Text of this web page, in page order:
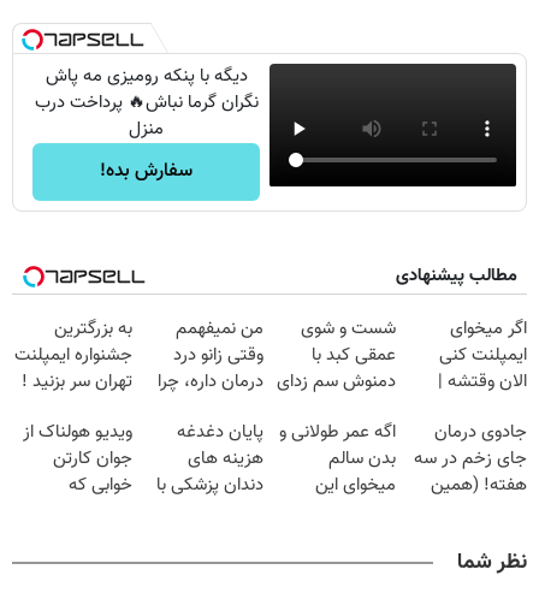
دیگه با پنکه رومیزی مه پاش
نگران گرما نباش🔥 پرداخت درب
منزل
سفارش بده!
مطالب پیشنهادی
اگر میخوای
ایمپلنت کنی
الان وقتشه |
میلیون تومان!!!
شست و شوی
عمقی کبد با
دمنوش سم زدای
من نمیفهمم
وقتی زانو درد
درمان داره، چرا
تحمل میکنی؟❗
به بزرگترین
جشنواره ایمپلنت
تهران سر بزنید !
میلیون !
جادوی درمان
جای زخم در سه
هفته! (همین
اگه عمر طولانی و
بدن سالم
میخوای این
پایان دغدغه
هزینه های
دندان پزشکی با
ویدیو هولناک از
جوان کارتن
خوابی که
نظر شما